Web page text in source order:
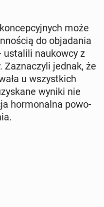
może
do ob­ja­da­nia
usta­li­li na­ukow­cy z
jednak, że
u wszyst­kich
wyniki nie
hor­mo­nal­na po­wo­